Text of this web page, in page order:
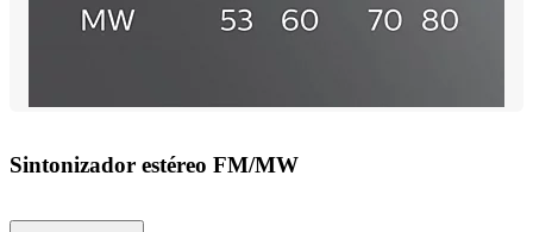
Sintonizador estéreo FM/MW